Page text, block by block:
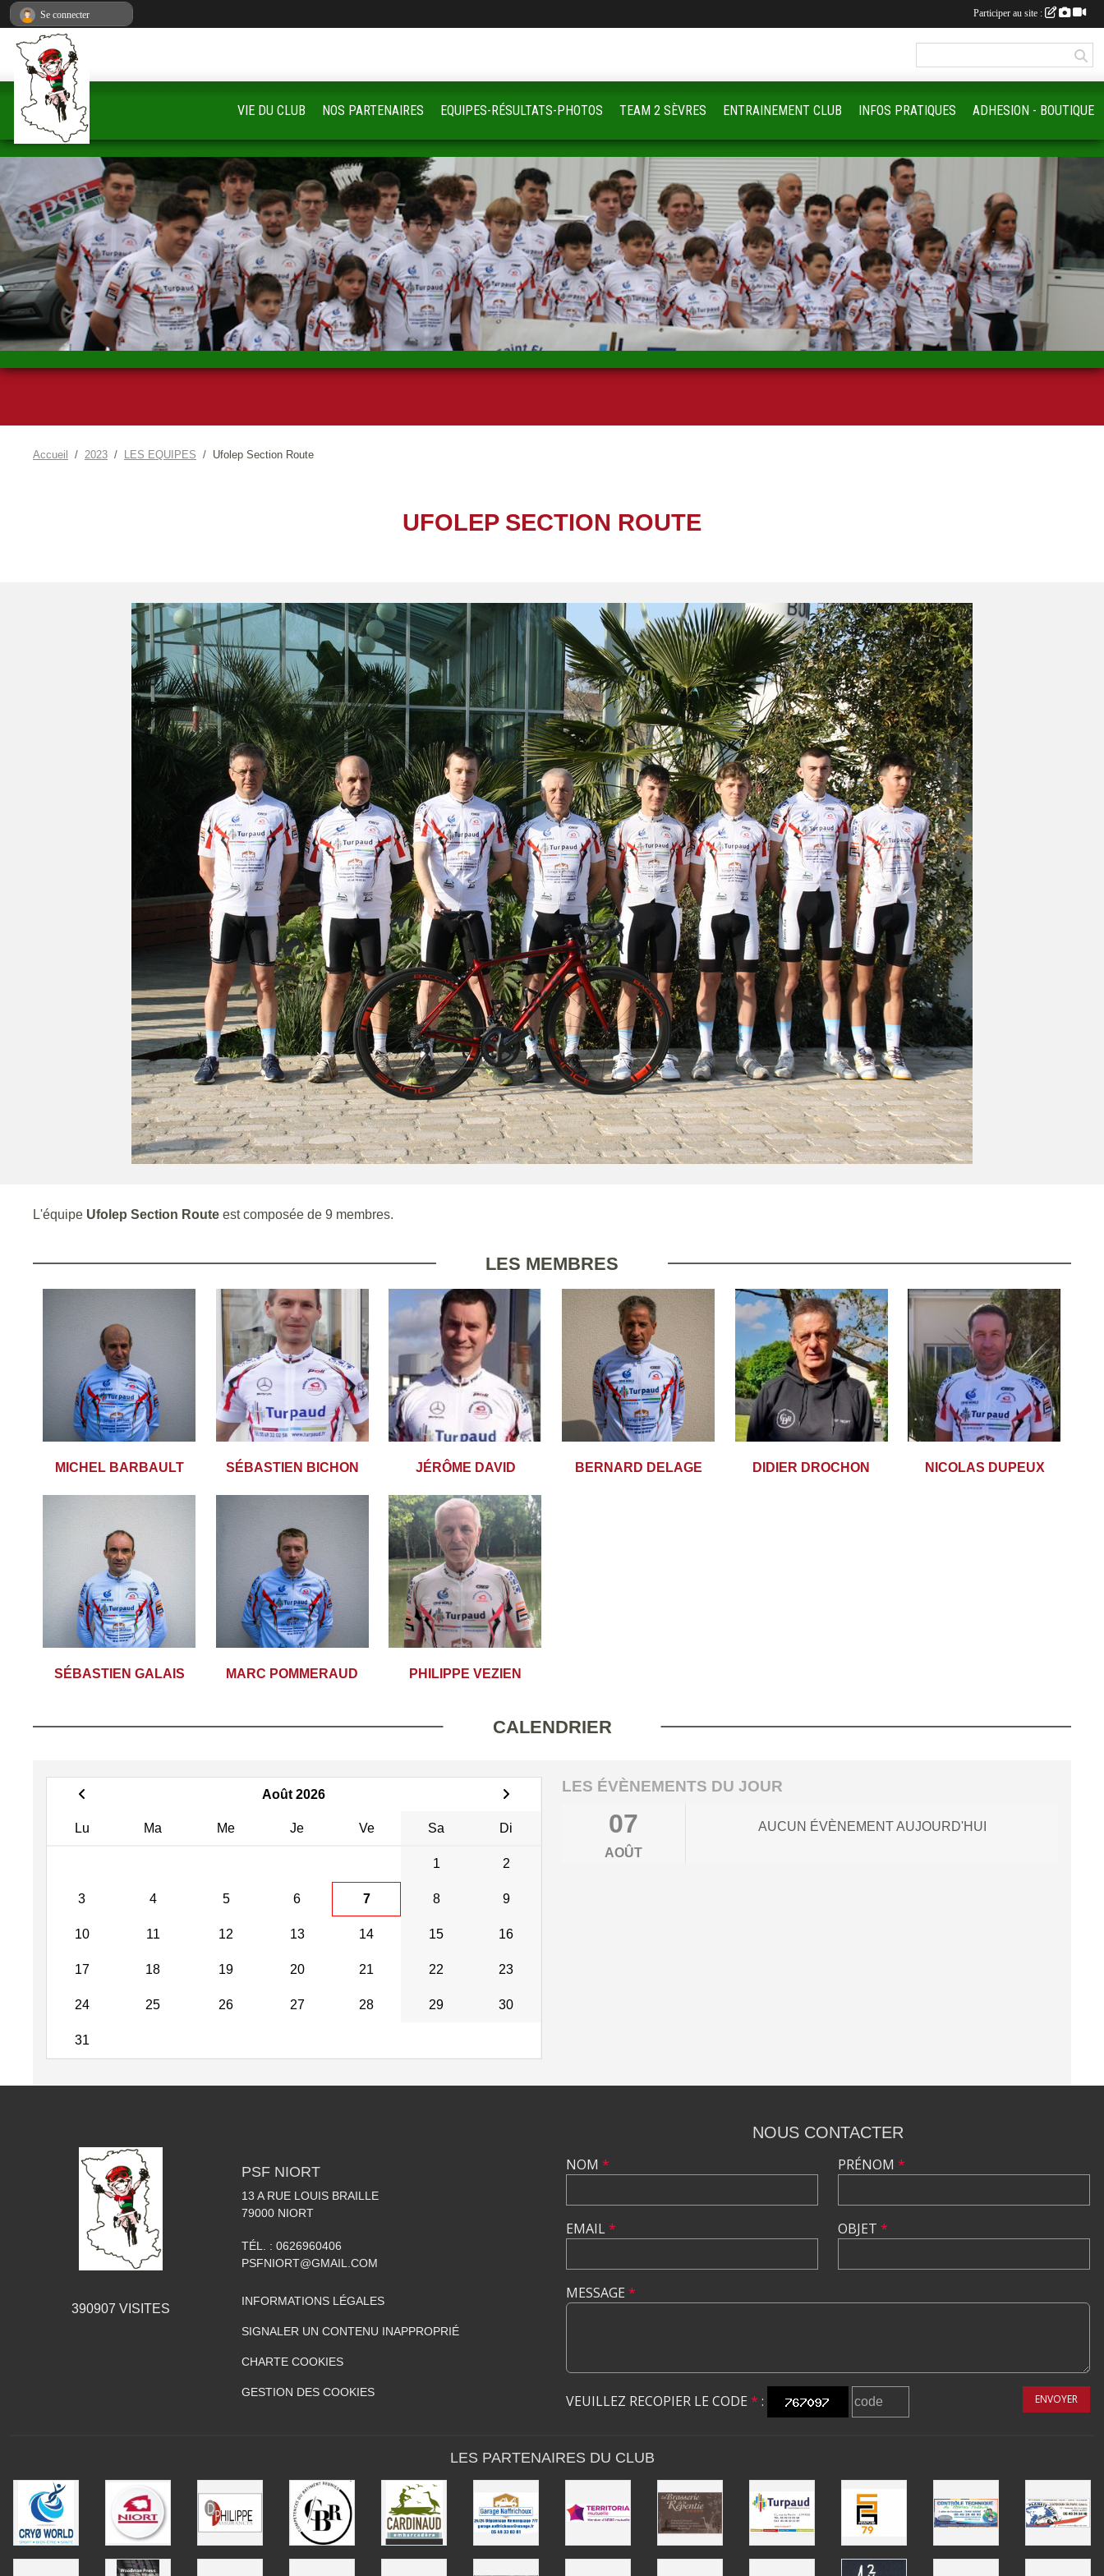
Accueil 2023 LES EQUIPES Ufolep Section Route
UFOLEP SECTION ROUTE
L'équipe Ufolep Section Route est composée de 9 membres.
LES MEMBRES
MICHEL BARBAULT SÉBASTIEN BICHON JÉRÔME DAVID BERNARD DELAGE DIDIER DROCHON NICOLAS DUPEUX
SÉBASTIEN GALAIS MARC POMMERAUD PHILIPPE VEZIEN
CALENDRIER
Août 2026
Lu Ma Me Je Ve Sa Di
1 2
3 4 5 6 7 8 9
10 11 12 13 14 15 16
17 18 19 20 21 22 23
24 25 26 27 28 29 30
31
LES ÉVÈNEMENTS DU JOUR
07
AOÛT
AUCUN ÉVÈNEMENT AUJOURD'HUI
VIE DU CLUB NOS PARTENAIRES EQUIPES-RÉSULTATS-PHOTOS TEAM 2 SÈVRES ENTRAINEMENT CLUB INFOS PRATIQUES ADHESION - BOUTIQUE
390907 VISITES
PSF NIORT
13 A RUE LOUIS BRAILLE
79000 NIORT
TÉL. : 0626960406
PSFNIORT@GMAIL.COM
INFORMATIONS LÉGALES
SIGNALER UN CONTENU INAPPROPRIÉ
CHARTE COOKIES
GESTION DES COOKIES
NOUS CONTACTER
NOM *
EMAIL*
PRÉNOM *
OBJET *
MESSAGE *
VEUILLEZ RECOPIER LE CODE * : ENVOYER
LES PARTENAIRES DU CLUB
Se connecter Participer au site :
Panneau de gestion des cookies